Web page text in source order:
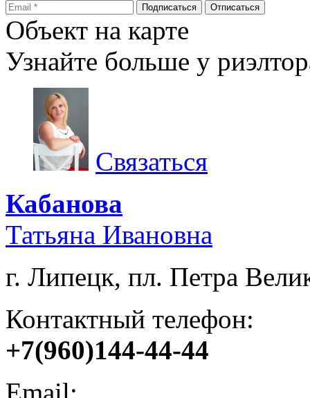
Объект на карте
Узнайте больше у
Связаться
Кабанова
Татьяна Ивановна
г. Липецк, пл. Петра
Контактный телефон:
+7(960)144-44-44
Email: